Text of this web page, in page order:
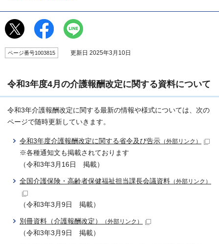
ページ番号1003815 更新日 2025年3月10日
令和3年度4月の介護報酬改定に関する資料について
令和3年介護報酬改定に関する最新の情報や様式については、次の
ページで随時更新していきます。
令和3年度介護報酬改定に関する省令及び告示 （外部リンク）
※各種通知文も掲載されております
（令和3年3月16日 掲載）
全国介護保険・高齢者保健福祉担当課長会議資料 （外部リンク）
（令和3年3月9日 掲載）
別冊資料（介護報酬改定） （外部リンク）
（令和3年3月9日 掲載）